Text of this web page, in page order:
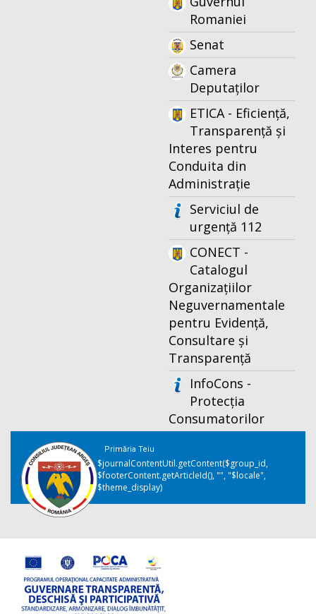
Romaniei
Senat
Camera
Deputaților
ETICA - Eficiență,
Transparență și
Interes pentru
Conduita din
Administrație
Serviciul de
urgență 112
CONECT -
Catalogul
Organizațiilor
Neguvernamentale
pentru Evidență,
Consultare și
Transparență
InfoCons -
Protecția
Consumatorilor
Primăria Teiu
$journalContentUtil.getContent($group_id,
$footerContent.getArticleId(), "", "$locale",
$theme_display)